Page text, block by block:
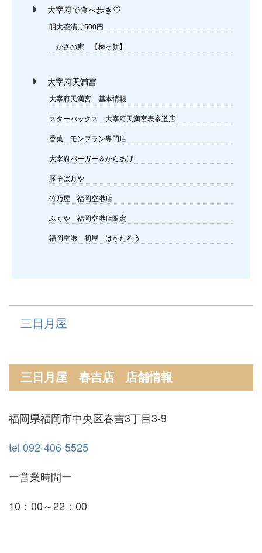
大宰府で食べ歩き♡
明太茶漬け500円
かさの家 【梅ヶ餅】
大宰府天満宮
大宰府天満宮 基本情報
スターバックス 大宰府天満宮表参道店
香菓 モンブラン専門店
大宰府バーガー＆からあげ
豚そば月や
竹乃屋 福岡空港店
ふくや 福岡空港店限定
福岡空港 初屋 はかたろう
三日月屋
三日月屋 春吉店 店舗情報
福岡県福岡市中央区春吉3丁目3-9
tel 092-406-5525
ー営業時間ー
10：00～22：00